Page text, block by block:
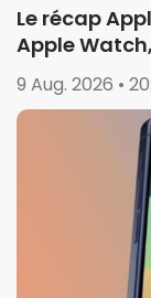
Le récap
Apple
9 Aug. 2026 •